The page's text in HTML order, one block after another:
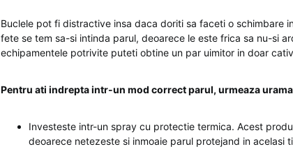
Buclele pot fi distractive insa daca doriti sa faceti o schimbare
fete se tem sa-si intinda parul, deoarece le este frica sa nu-si
echipamentele potrivite puteti obtine un par uimitor in doar
Pentru ati indrepta intr-un mod correct parul, urmeaza
Investeste intr-un spray cu protectie termica. Acest
deoarece netezeste si inmoaie parul protejand in acelasi